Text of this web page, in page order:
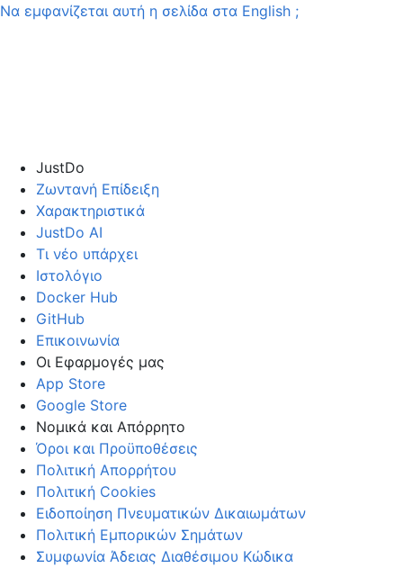
Να εμφανίζεται αυτή η σελίδα στα English ;
JustDo
Ζωντανή Επίδειξη
Χαρακτηριστικά
JustDo AI
Τι νέο υπάρχει
Ιστολόγιο
Docker Hub
GitHub
Επικοινωνία
Οι Εφαρμογές μας
App Store
Google Store
Νομικά και Απόρρητο
Όροι και Προϋποθέσεις
Πολιτική Απορρήτου
Πολιτική Cookies
Ειδοποίηση Πνευματικών Δικαιωμάτων
Πολιτική Εμπορικών Σημάτων
Συμφωνία Άδειας Διαθέσιμου Κώδικα